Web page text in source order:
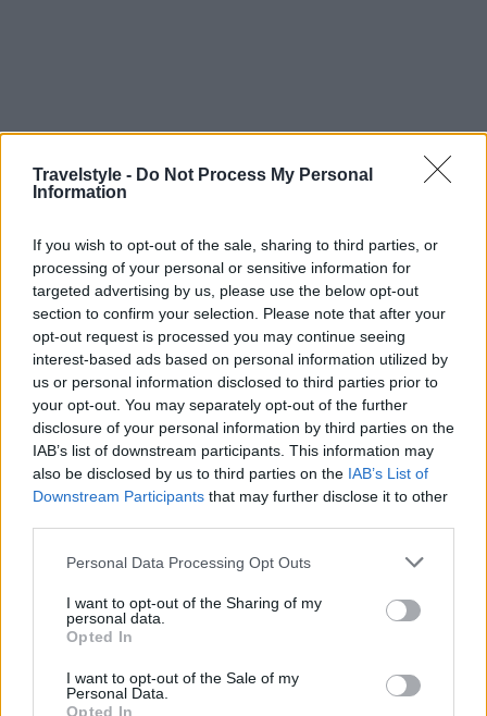
Travelstyle - Do Not Process My Personal
Information
If you wish to opt-out of the sale, sharing to third parties, or
processing of your personal or sensitive information for
targeted advertising by us, please use the below opt-out
section to confirm your selection. Please note that after your
opt-out request is processed you may continue seeing
interest-based ads based on personal information utilized by
us or personal information disclosed to third parties prior to
your opt-out. You may separately opt-out of the further
disclosure of your personal information by third parties on the
IAB’s list of downstream participants. This information may
also be disclosed by us to third parties on the IAB’s List of
Downstream Participants that may further disclose it to other
Please note that this website/app uses one or more Google
not limited to your visit or usage behaviour. You may click to
grant or deny consent to Google and its third-party tags to
use your data for below specified purposes in below Google
consent section.
Personal Data Processing Opt Outs
I want to opt-out of the Sharing of my
personal data.
Opted In
I want to opt-out of the Sale of my
Personal Data.
Opted In
Σκύρος: Οι λόγοι που θα σε πείσουν να τη
βάλεις στη λίστα των καλοκαιρινών διακοπών
σου!
15 Ιουνίου 2021, 10:22
Η Σκύρος, ένας ανερχόμενος εναλλακτικός προορισμός που κάθε χρόνο
αποκτά όλο και πιο απαιτητικούς ταξιδιώτες, είναι το μεγαλύτερο νησί στις
Σποράδες. Ένας προορισμός ιδανικός...
- Advertisement -